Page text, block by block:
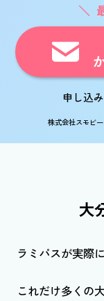
申し込
株式会社スモビ
大
ラミパスが実際
これだけ多くの